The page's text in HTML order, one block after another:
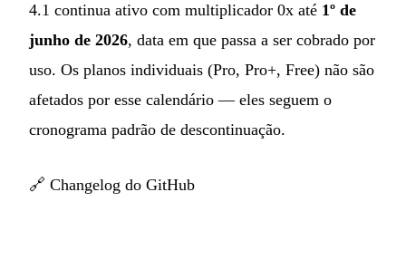
4.1 continua ativo com multiplicador 0x até 1º de
junho de 2026, data em que passa a ser cobrado por
uso. Os planos individuais (Pro, Pro+, Free) não são
afetados por esse calendário — eles seguem o
cronograma padrão de descontinuação.
🔗 Changelog do GitHub